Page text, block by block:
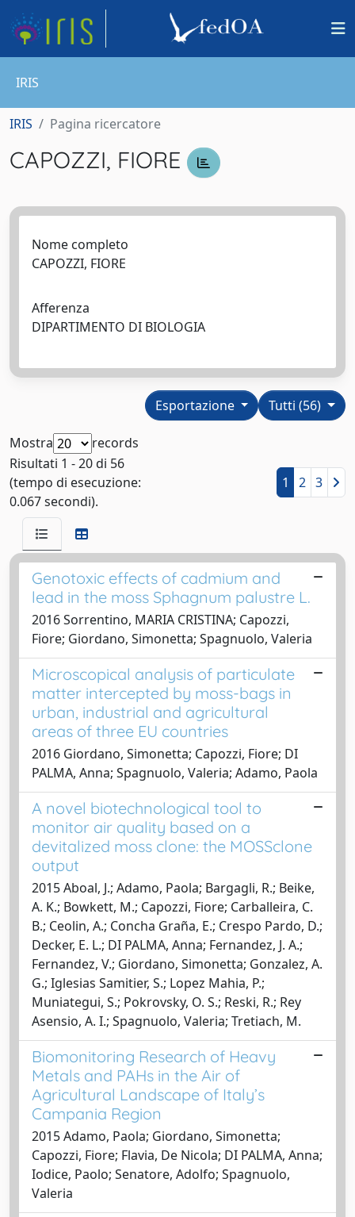
IRIS
IRIS Pagina ricercatore
CAPOZZI, FIORE
Nome completo
CAPOZZI, FIORE
Afferenza
DIPARTIMENTO DI BIOLOGIA
Tutti (56)
Esportazione
Mostra
records
Risultati 1 - 20 di 56
(tempo di esecuzione:
0.067 secondi).
1 2 3
Genotoxic effects of cadmium and
lead in the moss Sphagnum palustre L.
2016 Sorrentino, MARIA CRISTINA; Capozzi,
Fiore; Giordano, Simonetta; Spagnuolo, Valeria
Microscopical analysis of particulate
matter intercepted by moss-bags in
urban, industrial and agricultural
areas of three EU countries
2016 Giordano, Simonetta; Capozzi, Fiore; DI
PALMA, Anna; Spagnuolo, Valeria; Adamo, Paola
A novel biotechnological tool to
monitor air quality based on a
devitalized moss clone: the MOSSclone
output
2015 Aboal, J.; Adamo, Paola; Bargagli, R.; Beike,
A. K.; Bowkett, M.; Capozzi, Fiore; Carballeira, C.
B.; Ceolin, A.; Concha Graña, E.; Crespo Pardo, D.;
Decker, E. L.; DI PALMA, Anna; Fernandez, J. A.;
Fernandez, V.; Giordano, Simonetta; Gonzalez, A.
G.; Iglesias Samitier, S.; Lopez Mahia, P.;
Muniategui, S.; Pokrovsky, O. S.; Reski, R.; Rey
Asensio, A. I.; Spagnuolo, Valeria; Tretiach, M.
Biomonitoring Research of Heavy
Metals and PAHs in the Air of
Agricultural Landscape of Italy’s
Campania Region
2015 Adamo, Paola; Giordano, Simonetta;
Capozzi, Fiore; Flavia, De Nicola; DI PALMA, Anna;
Iodice, Paolo; Senatore, Adolfo; Spagnuolo,
Valeria